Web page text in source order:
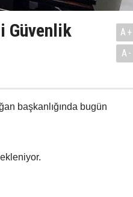
Güvenlik
A+
A-
başkanlığında bugün